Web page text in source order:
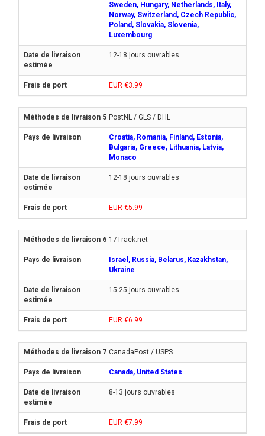
Sweden, Hungary, Netherlands, Italy,
Norway, Switzerland, Czech Republic,
Poland, Slovakia, Slovenia,
Luxembourg
12-18 jours ouvrables
EUR €3.99
PostNL / GLS / DHL
Croatia, Romania, Finland, Estonia,
Bulgaria, Greece, Lithuania, Latvia,
Monaco
12-18 jours ouvrables
EUR €5.99
17Track.net
Israel, Russia, Belarus, Kazakhstan,
Ukraine
15-25 jours ouvrables
EUR €6.99
CanadaPost / USPS
Canada, United States
8-13 jours ouvrables
EUR €7.99